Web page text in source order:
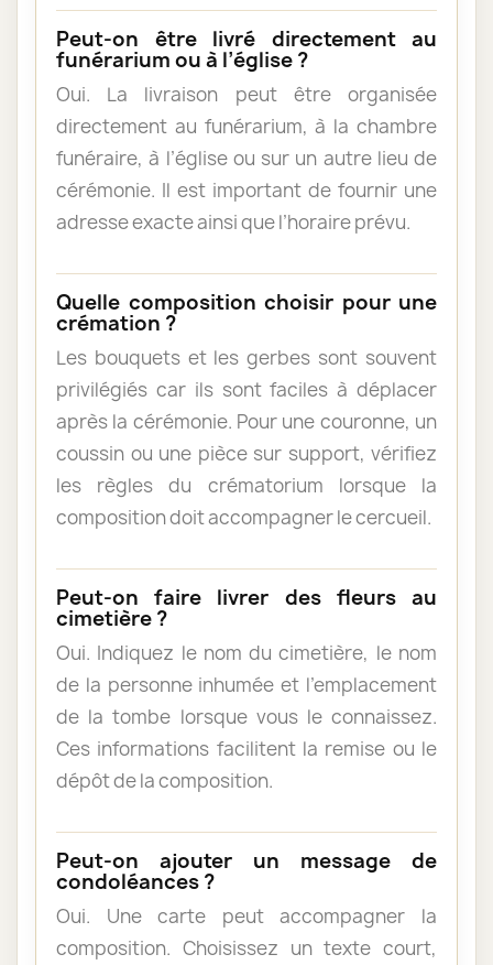
Peut-on être livré directement au
funérarium ou à l’église ?
Oui. La livraison peut être organisée
directement au funérarium, à la chambre
funéraire, à l’église ou sur un autre lieu de
cérémonie. Il est important de fournir une
adresse exacte ainsi que l’horaire prévu.
Quelle composition choisir pour une
crémation ?
Les bouquets et les gerbes sont souvent
privilégiés car ils sont faciles à déplacer
après la cérémonie. Pour une couronne, un
coussin ou une pièce sur support, vérifiez
les règles du crématorium lorsque la
composition doit accompagner le cercueil.
Peut-on faire livrer des fleurs au
cimetière ?
Oui. Indiquez le nom du cimetière, le nom
de la personne inhumée et l’emplacement
de la tombe lorsque vous le connaissez.
Ces informations facilitent la remise ou le
dépôt de la composition.
Peut-on ajouter un message de
condoléances ?
Oui. Une carte peut accompagner la
composition. Choisissez un texte court,